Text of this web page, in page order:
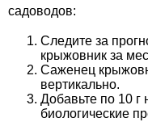
садоводов:
Следите за
крыжовник за
Саженец
вертикально.
Добавьте по 10
биологические